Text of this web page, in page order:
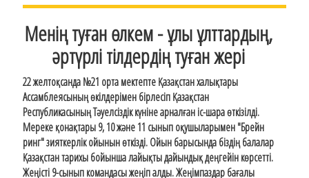
Менің туған өлкем - ұлы ұлттардың,
әртүрлі тілдердің туған жері
22 желтоқсанда №21 орта мектепте Қазақстан халықтары
Ассамблеясының өкілдерімен бірлесіп Қазақстан
Республикасының Тәуелсіздік күніне арналған іс-шара өткізілді.
Мереке қонақтары 9, 10 және 11 сынып оқушыларымен "Брейн
ринг" зияткерлік ойынын өткізді. Ойын барысында біздің балалар
Қазақстан тарихы бойынша лайықты дайындық деңгейін көрсетті.
Жеңісті 9-сынып командасы жеңіп алды. Жеңімпаздар бағалы